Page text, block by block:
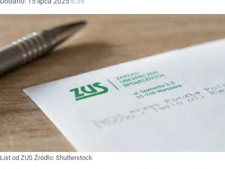
List od ZUS Źródło: Shutterstock